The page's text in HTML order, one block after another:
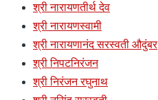
श्री नारायणतीर्थ देव
श्री नारायणस्वामी
श्री नारायणानंद सरस्वती औदुंबर
श्री निपटनिरंजन
श्री निरंजन रघुनाथ